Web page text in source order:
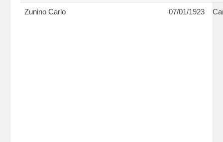
Zunino Carlo 07/01/1923